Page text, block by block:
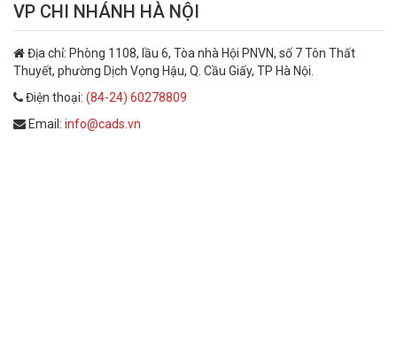
VP CHI NHÁNH HÀ NỘI
Địa chỉ: Phòng 1108, lầu 6, Tòa nhà Hội PNVN, số 7 Tôn Thất
Thuyết, phường Dịch Vọng Hậu, Q. Cầu Giấy, TP Hà Nội.
Điện thoại: (84-24) 60278809
Email: info@cads.vn